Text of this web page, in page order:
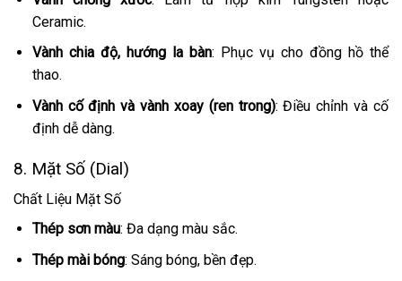
Ceramic.
Vành chia độ, hướng la bàn: Phục vụ cho đồng hồ thể
thao.
Vành cố định và vành xoay (ren trong): Điều chỉnh và cố
định dễ dàng.
8. Mặt Số (Dial)
Chất Liệu Mặt Số
Thép sơn màu: Đa dạng màu sắc.
Thép mài bóng: Sáng bóng, bền đẹp.